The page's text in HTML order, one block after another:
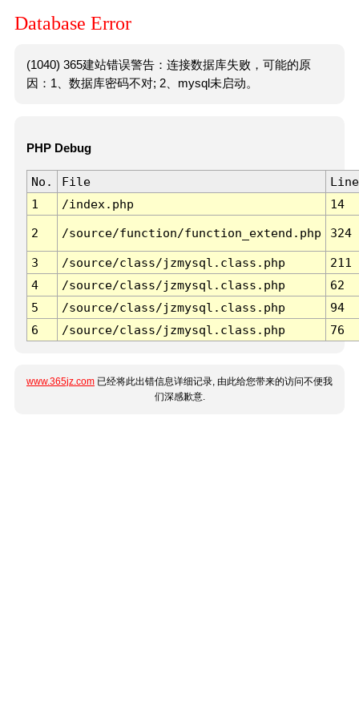
Database Error
(1040) 365建站错误警告：连接数据库失败，可能的原
因：1、数据库密码不对; 2、mysql未启动。
PHP Debug
No. File
Line
1
/index.php 14
2 /source/function/function_extend.php 324
3 /source/class/jzmysql.class.php
211
4
/source/class/jzmysql.class.php
62
5
/source/class/jzmysql.class.php
94
6
/source/class/jzmysql.class.php 76
www.365jz.com 已经将此出错信息详细记录, 由此给您带来的访问不便我
们深感歉意.